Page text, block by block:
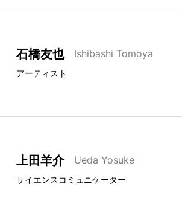
石橋友也 Ishibashi Tomoya
アーティスト
上田羊介 Ueda Yosuke
サイエンスコミュニケーター